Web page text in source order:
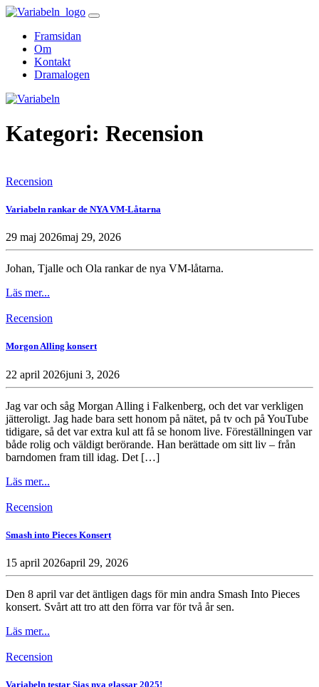
Skip
contentFramsidan
Om
Kontakt
Dramalogen
Kategori: Recension
Recension
Variabeln rankar de NYA VM-Låtarna
29 maj 2026maj 29, 2026
Johan, Tjalle och Ola rankar de nya VM-låtarna.
Läs mer...
Recension
Morgon Alling konsert
22 april 2026juni 3, 2026
Jag var och såg Morgan Alling i Falkenberg, och det var verkligen
jätteroligt. Jag hade bara sett honom på nätet, på tv och på YouTube
tidigare, så det var extra kul att få se honom live. Föreställningen var
både rolig och väldigt berörande. Han berättade om sitt liv – från
barndomen fram till idag. Det […]
Läs mer...
Recension
Smash into Pieces Konsert
15 april 2026april 29, 2026
Den 8 april var det äntligen dags för min andra Smash Into Pieces
konsert. Svårt att tro att den förra var för två år sen.
Läs mer...
Recension
Variabeln testar Sias nya glassar 2025!